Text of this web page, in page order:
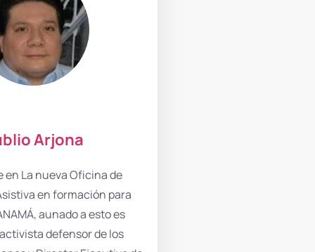
Arjona
en La nueva Oficina de
en formación para
aunado a esto es
defensor de los